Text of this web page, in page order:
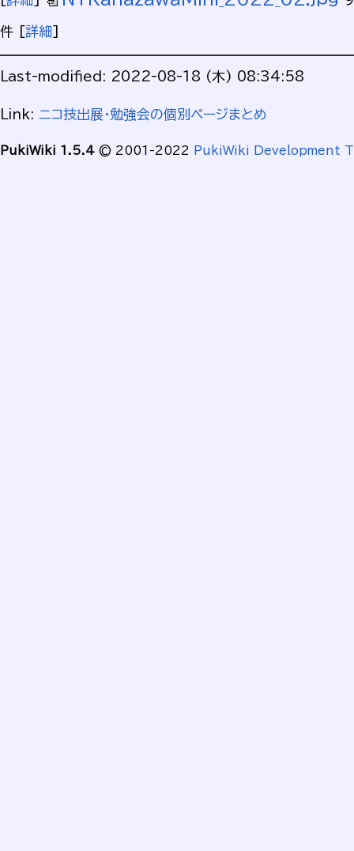
件 [詳細]
Last-modified: 2022-08-18 (木) 08:34:58
Link: ニコ技出展・勉強会の個別ページまとめ
PukiWiki 1.5.4 © 2001-2022 PukiWiki Development